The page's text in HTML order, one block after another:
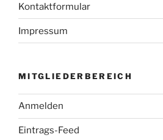
Kontaktformular
Impressum
MITGLIEDERBEREICH
Anmelden
Eintrags-Feed